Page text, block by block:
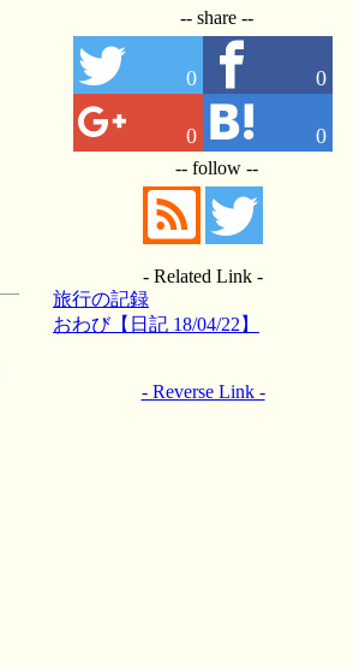
-- share --
0 0
0 0
-- follow --
- Related Link -
旅行の記録
おわび【日記 18/04/22】
- Reverse Link -